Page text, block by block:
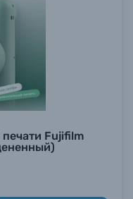
Fujifilm